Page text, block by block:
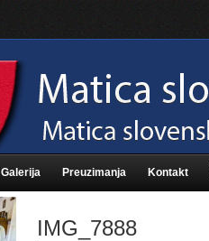
Galerija Preuzimanja Kontakt
IMG_7888